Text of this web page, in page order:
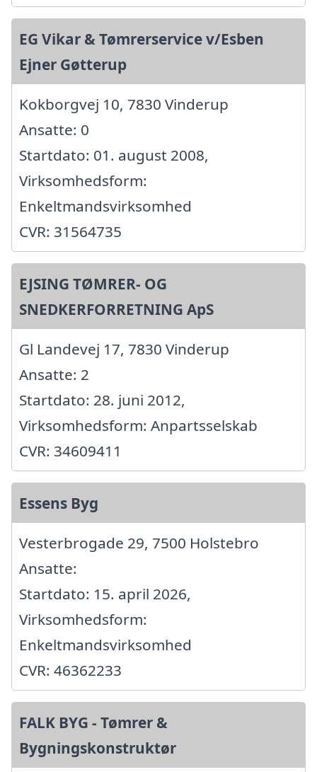
EG Vikar & Tømrerservice v/Esben
Ejner Gøtterup
Kokborgvej 10, 7830 Vinderup
Ansatte: 0
Startdato: 01. august 2008,
Virksomhedsform:
Enkeltmandsvirksomhed
CVR: 31564735
EJSING TØMRER- OG
SNEDKERFORRETNING ApS
Gl Landevej 17, 7830 Vinderup
Ansatte: 2
Startdato: 28. juni 2012,
Virksomhedsform: Anpartsselskab
CVR: 34609411
Essens Byg
Vesterbrogade 29, 7500 Holstebro
Ansatte:
Startdato: 15. april 2026,
Virksomhedsform:
Enkeltmandsvirksomhed
CVR: 46362233
FALK BYG - Tømrer &
Bygningskonstruktør